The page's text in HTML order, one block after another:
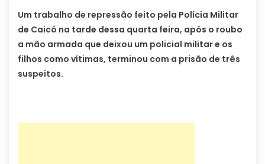
Um trabalho de repressão feito pela Polícia Militar
de Caicó na tarde dessa quarta feira, após o roubo
a mão armada que deixou um policial militar e os
filhos como vítimas, terminou com a prisão de três
suspeitos.